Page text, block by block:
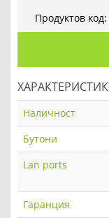
Продуктов код:
Наличност
Бутони
Lan ports
Гаранция